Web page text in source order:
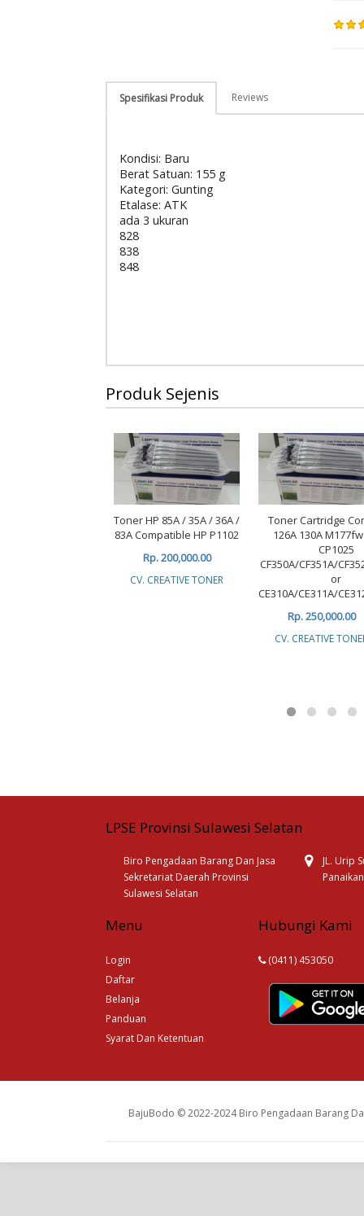
Spesifikasi Produk Reviews
Kondisi: Baru
Berat Satuan: 155 g
Kategori: Gunting
Etalase: ATK
ada 3 ukuran
828
838
848
Produk Sejenis
Toner HP 85A / 35A / 36A /
83A Compatible HP P1102
Rp. 200,000.00
CV. CREATIVE TONER
Toner Cartridge
126A 130A
CP1025
CF350A/CF351A/
or
CE310A/CE311A/
Rp. 250,000.00
CV. CREATIVE
LPSE Provinsi Sulawesi Selatan
Biro Pengadaan Barang Dan Jasa
Sekretariat Daerah Provinsi
Sulawesi Selatan
JL. Urip
Menu
Login
Daftar
Belanja
Panduan
Syarat Dan Ketentuan
Hubungi Kami
(0411) 453050
BajuBodo © 2022-2024 Biro Pengadaan Barang